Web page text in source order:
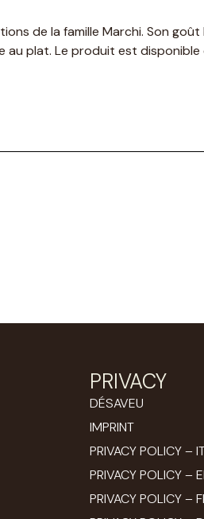
de la famille Marchi. Son
plat. Le produit est disponible
PRIVACY
DÉSAVEU
IMPRINT
PRIVACY POLICY –
PRIVACY POLICY –
PRIVACY POLICY –